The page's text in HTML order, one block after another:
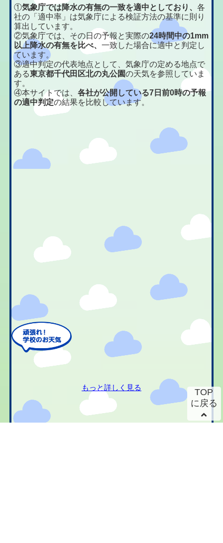
①気象庁では降水の有無の一致を適中としており、各
社の「適中率」は気象庁による検証方法の基準に則り
算出しています。
②気象庁では、その日の予報と実際の24時間中の1mm
以上降水の有無を比べ、一致した場合に適中と判定し
ています。
③適中判定の代表地点として、気象庁の定める地点で
ある東京都千代田区北の丸公園の天気を参照していま
す。
④本サイトでは、各社が公開している7日前0時の予報
の適中判定の結果を比較しています。
もっと詳しく見る
TOP
に戻る